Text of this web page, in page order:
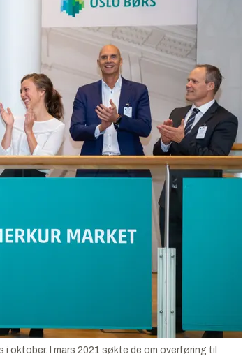
oktober. I mars 2021 søkte de om overføring til